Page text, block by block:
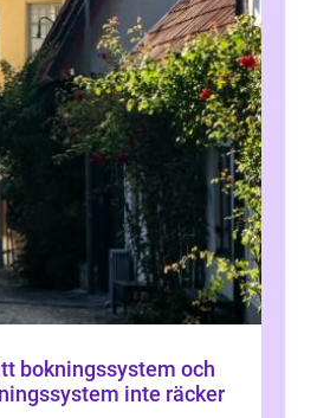
och
inte räcker